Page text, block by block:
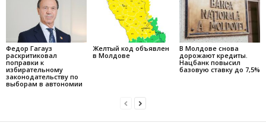
Федор Гагауз
раскритиковал
поправки к
избирательному
законодательству по
выборам в автономии
Желтый код объявлен
в Молдове
В Молдове снова
дорожают кредиты.
Нацбанк повысил
базовую ставку до 7,5%